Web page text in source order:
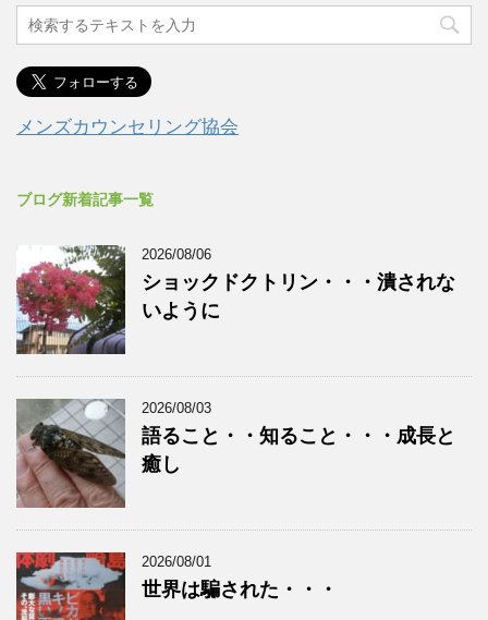
メンズカウンセリング協会
ブログ新着記事一覧
2026/08/06
ショックドクトリン・・・潰されな
いように
2026/08/03
語ること・・知ること・・・成長と
癒し
2026/08/01
世界は騙された・・・